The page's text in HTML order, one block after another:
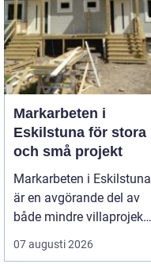
Markarbeten i
Eskilstuna för stora
och små projekt
Markarbeten i Eskilstuna
är en avgörande del av
både mindre villaprojekt
och större
byggsatsningar, och rätt
07 augusti 2026